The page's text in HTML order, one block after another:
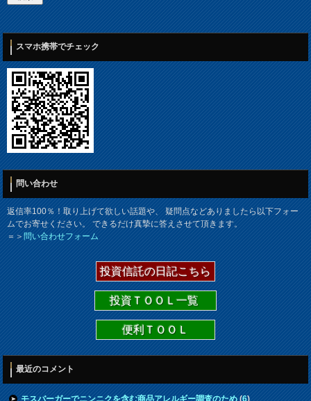
スマホ携帯でチェック
問い合わせ
返信率100％！取り上げて欲しい話題や、 疑問点などありましたら以下フォー
ムでお寄せください。 できるだけ真摯に答えさせて頂きます。
＝＞問い合わせフォーム
投資信託の日記こちら
投資ＴＯＯＬ一覧
便利ＴＯＯＬ
最近のコメント
モスバーガーでニンニクを含む商品アレルギー調査のため(6)